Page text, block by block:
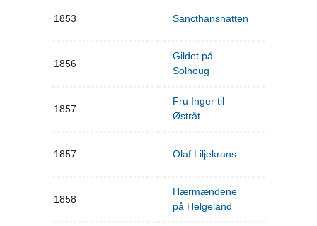
1853 Sancthansnatten
1856
Gildet på
Solhoug
1857
Fru Inger til
Østråt
1857 Olaf Liljekrans
1858
Hærmændene
på Helgeland